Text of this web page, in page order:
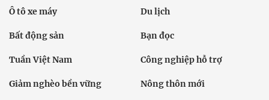
Ô tô xe máy Du lịch
Bất động sản Bạn đọc
Tuần Việt Nam Công nghiệp hỗ trợ
Giảm nghèo bền vững Nông thôn mới